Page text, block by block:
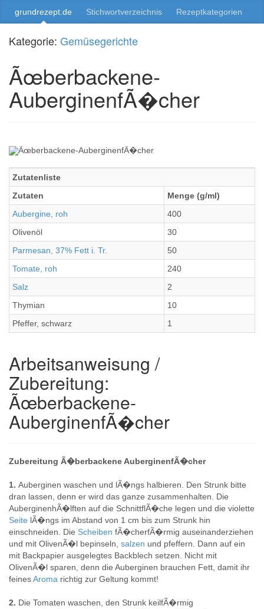
grundrezept.de Stichwortverzeichnis Rezeptkategorien
Kategorie: Gemüsegerichte
Ãœberbackene-
AuberginenfÃ�cher
Zutatenliste
Zutaten
Menge (g/ml)
Aubergine, roh
400
Olivenöl
30
Parmesan, 37% Fett i. Tr.
50
Tomate, roh
240
Salz
2
Thymian
10
Pfeffer, schwarz
1
Arbeitsanweisung /
Zubereitung:
Ãœberbackene-
AuberginenfÃ�cher
Zubereitung Ã�berbackene AuberginenfÃ�cher
1. Auberginen waschen und lÃ�ngs halbieren. Den Strunk bitte
dran lassen, denn er wird das ganze zusammenhalten. Die
AuberginenhÃ�lften auf die SchnittflÃ�che legen und die violette
Seite lÃ�ngs im Abstand von 1 cm bis zum Strunk hin
einschneiden. Die Scheiben fÃ�cherfÃ�rmig auseinanderziehen
und mit OlivenÃ�l bepinseln, salzen und pfeffern. Dann auf ein
mit Backpapier ausgelegtes Backblech setzen. Nicht mit
OlivenÃ�l sparen, denn die Auberginen brauchen Fett, damit ihr
feinesAroma richtig zur Geltung kommt!
2. Die Tomaten waschen, den Strunk keilfÃ�rmig